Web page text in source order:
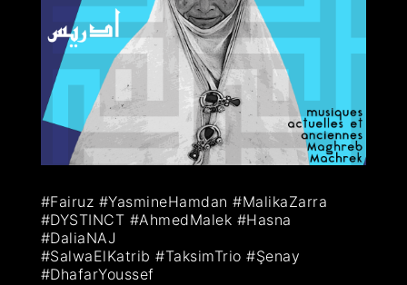
#Fairuz #YasmineHamdan #MalikaZarra
#DYSTINCT #AhmedMalek #Hasna
#DaliaNAJ
#SalwaElKatrib #TaksimTrio #Şenay
#DhafarYoussef